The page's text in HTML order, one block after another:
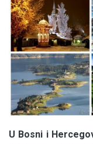
U Bosni i